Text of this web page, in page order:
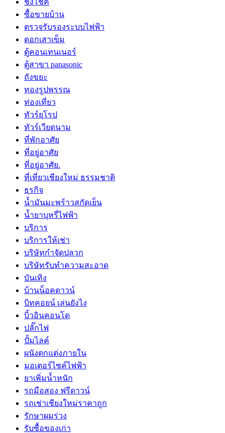
ซื้อขายบ้าน
ตรวจรับรองระบบไฟฟ้า
ตอกเสาเข็ม
ตู้คอนเทนเนอร์
ตู้สาขา panasonic
ถังขยะ
ทองรูปพรรณ
ท่องเที่ยว
ทัวร์ยุโรป
ทัวร์เวียดนาม
ที่พักอาศัย
ที่อยู่อาศัย
ที่อยู่อาศัย.
ที่เที่ยวเชียงใหม่ ธรรมชาติ
ธุรกิจ
น้ำมันมะพร้าวสกัดเย็น
น้ำยาบุหรี่ไฟฟ้า
บริการ
บริการให้เช่า
บริษัทกำจัดปลวก
บริษัทรับทำความสะอาด
บันเทิง
บ้านน็อคดาวน์
บิทคอยน์ เล่นยังไง
บิ้วอินคอนโด
ปลั๊กไฟ
ปั้มไลค์
ผนังตกแต่งภายใน
มอเตอร์ไซค์ไฟฟ้า
ยาเพิ่มน้ำหนัก
รถมือสอง ฟรีดาวน์
รถเช่าเชียงใหม่ราคาถูก
รักษาผมร่วง
รับซื้อของเก่า